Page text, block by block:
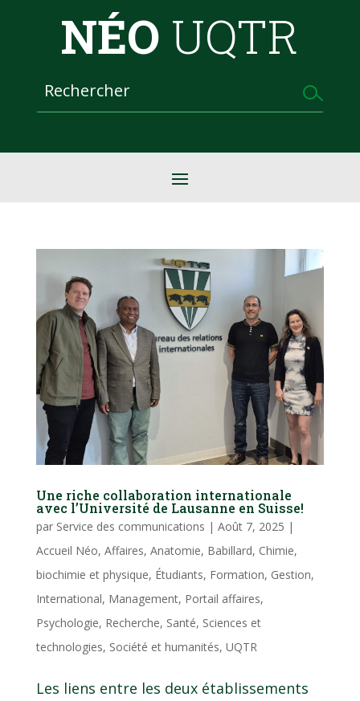
NÉO UQTR
Une riche collaboration internationale
avec l’Université de Lausanne en Suisse!
par Service des communications | Août 7, 2025 |
Accueil Néo, Affaires, Anatomie, Babillard, Chimie,
biochimie et physique, Étudiants, Formation, Gestion,
International, Management, Portail affaires,
Psychologie, Recherche, Santé, Sciences et
technologies, Société et humanités, UQTR
Les liens entre les deux établissements